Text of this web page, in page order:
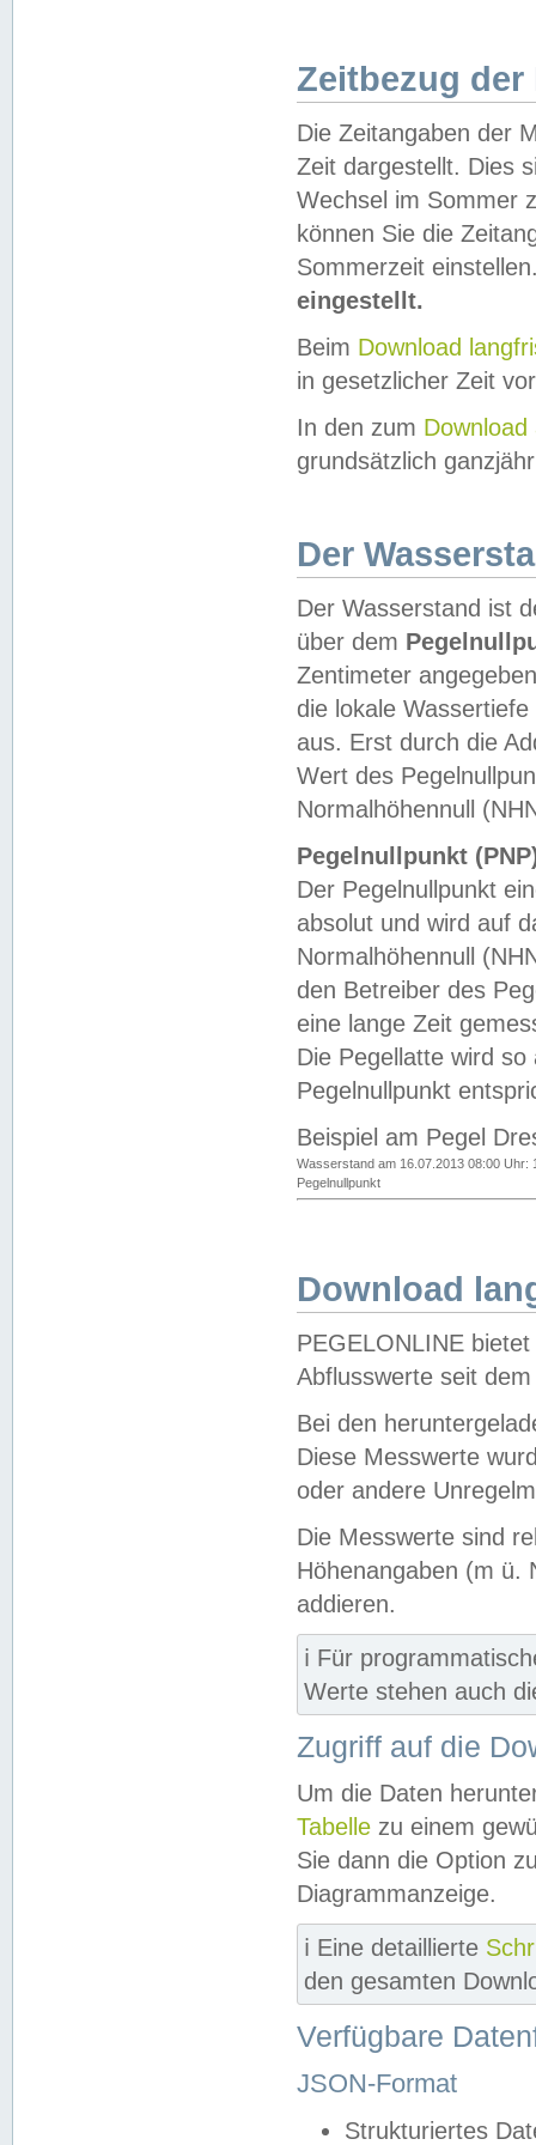
Zeitbezug der
Die Zeitangaben der
Zeit dargestellt. Dies
Wechsel im Sommer
können Sie die
Sommerzeit
eingestellt.
Beim Download
in gesetzlicher Zeit
In den zum Download
grundsätzlich
Der
Der Wasserstand ist
über dem
Zentimeter
die lokale
aus. Erst durch die
Wert des
Normalhöhennull
Pegelnullpunkt
Der Pegelnullpunkt
absolut und wird auf
Normalhöhennull
den Betreiber des
eine lange Zeit
Die Pegellatte wird
Pegelnullpunkt
Beispiel am Pegel
Wasserstand am 16.07.2013 08:00 Uhr:
Pegelnullpunkt
Download
PEGELONLINE
Abflusswerte seit
Bei den
Diese Messwerte
oder andere
Die Messwerte sind
Höhenangaben (m ü.
addieren.
ℹ️ Für
Werte stehen auch
Zugriff auf die
Um die Daten
Tabelle zu einem
Sie dann die Option
Diagrammanzeige.
ℹ️ Eine detaillierte
den gesamten
Verfügbare
JSON-Format
Strukturiertes